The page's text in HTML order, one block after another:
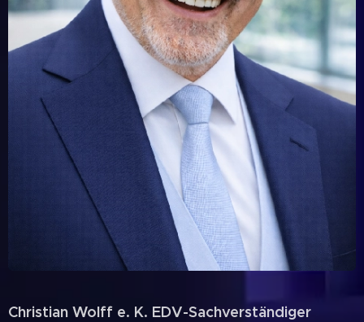
Christian Wolff e. K. EDV-Sachverständiger